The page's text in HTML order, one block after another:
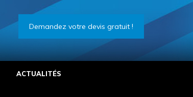
Demandez votre devis gratuit !
ACTUALITÉS